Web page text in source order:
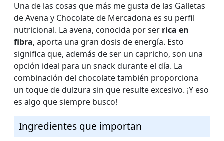
Una de las cosas que más me gusta de las Galletas
de Avena y Chocolate de Mercadona es su perfil
nutricional. La avena, conocida por ser rica en
fibra, aporta una gran dosis de energía. Esto
significa que, además de ser un capricho, son una
opción ideal para un snack durante el día. La
combinación del chocolate también proporciona
un toque de dulzura sin que resulte excesivo. ¡Y eso
es algo que siempre busco!
Ingredientes que importan